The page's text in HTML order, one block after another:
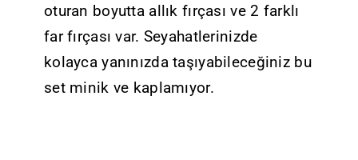
oturan boyutta allık fırçası ve 2 farklı
far fırçası var. Seyahatlerinizde
kolayca yanınızda taşıyabileceğiniz bu
set minik ve kaplamıyor.